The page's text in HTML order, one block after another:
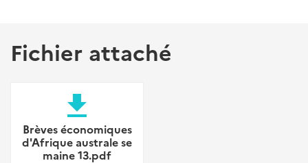
Fichier attaché
file_download
Brèves économiques
d'Afrique australe se
maine 13.pdf